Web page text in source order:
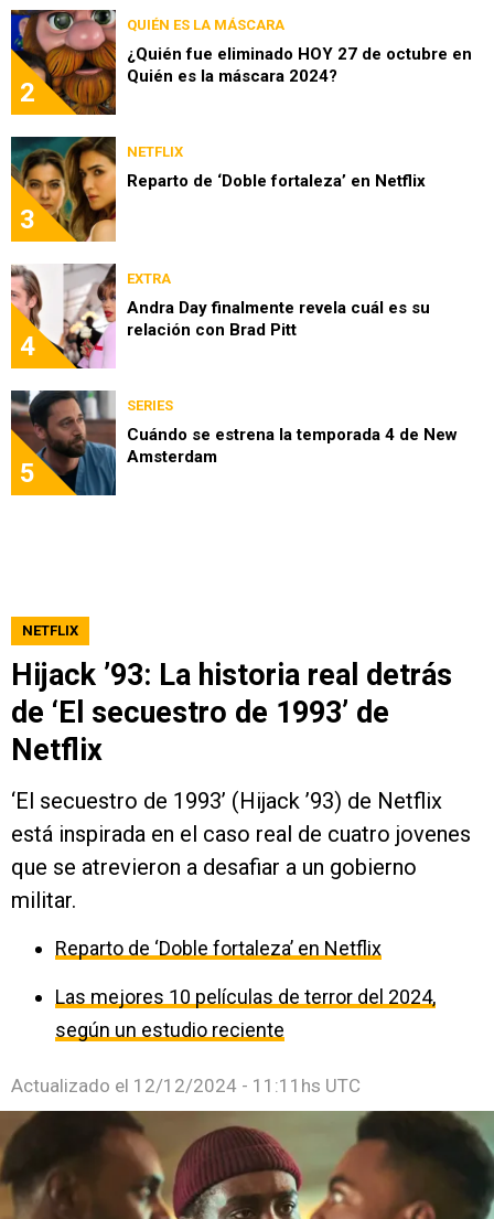
2
QUIÉN ES LA MÁSCARA
¿Quién fue eliminado HOY 27 de octubre en
Quién es la máscara 2024?
3
NETFLIX
Reparto de ‘Doble fortaleza’ en Netflix
4
EXTRA
Andra Day finalmente revela cuál es su
relación con Brad Pitt
5
SERIES
Cuándo se estrena la temporada 4 de New
Amsterdam
NETFLIX
Hijack ’93: La historia real detrás
de ‘El secuestro de 1993’ de
Netflix
‘El secuestro de 1993’ (Hijack ’93) de Netflix
está inspirada en el caso real de cuatro jovenes
que se atrevieron a desafiar a un gobierno
militar.
Reparto de ‘Doble fortaleza’ en Netflix
Las mejores 10 películas de terror del 2024,
según un estudio reciente
Actualizado el 12/12/2024 - 11:11hs UTC